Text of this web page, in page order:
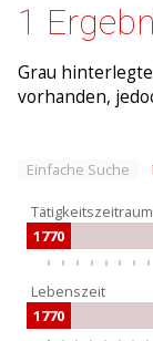
1
Grau
vorhanden,
Einfache Suche
1770
Lebenszeit
1770